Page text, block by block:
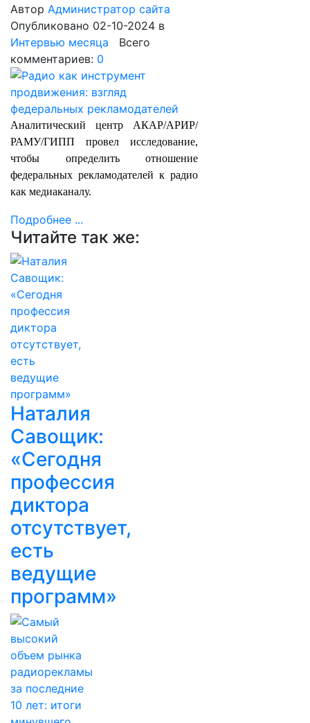
Автор Администратор сайта
Опубликовано 02-10-2024 в
Интервью месяца Всего
комментариев: 0
Аналитический центр АКАР/АРИР/
РАМУ/ГИПП провел исследование,
чтобы определить отношение
федеральных рекламодателей к радио
как медиаканалу.
Подробнее ...
Читайте так же:
Наталия
Савощик:
«Сегодня
профессия
диктора
отсутствует,
есть
ведущие
программ»